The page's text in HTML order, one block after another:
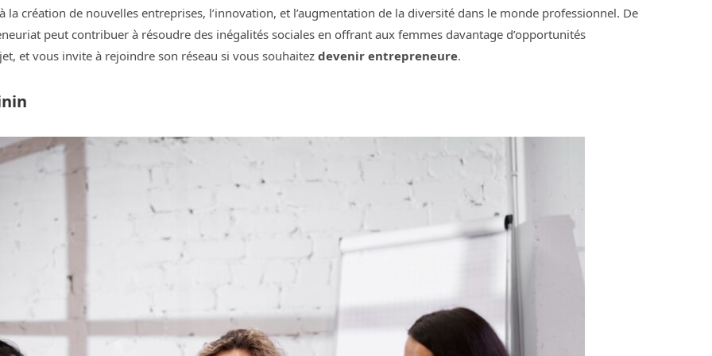
création de nouvelles entreprises, l’innovation, et l’augmentation de la diversité dans le monde professionnel. De
peut contribuer à résoudre des inégalités sociales en offrant aux femmes davantage d’opportunités
et vous invite à rejoindre son réseau si vous souhaitez devenir entrepreneure.